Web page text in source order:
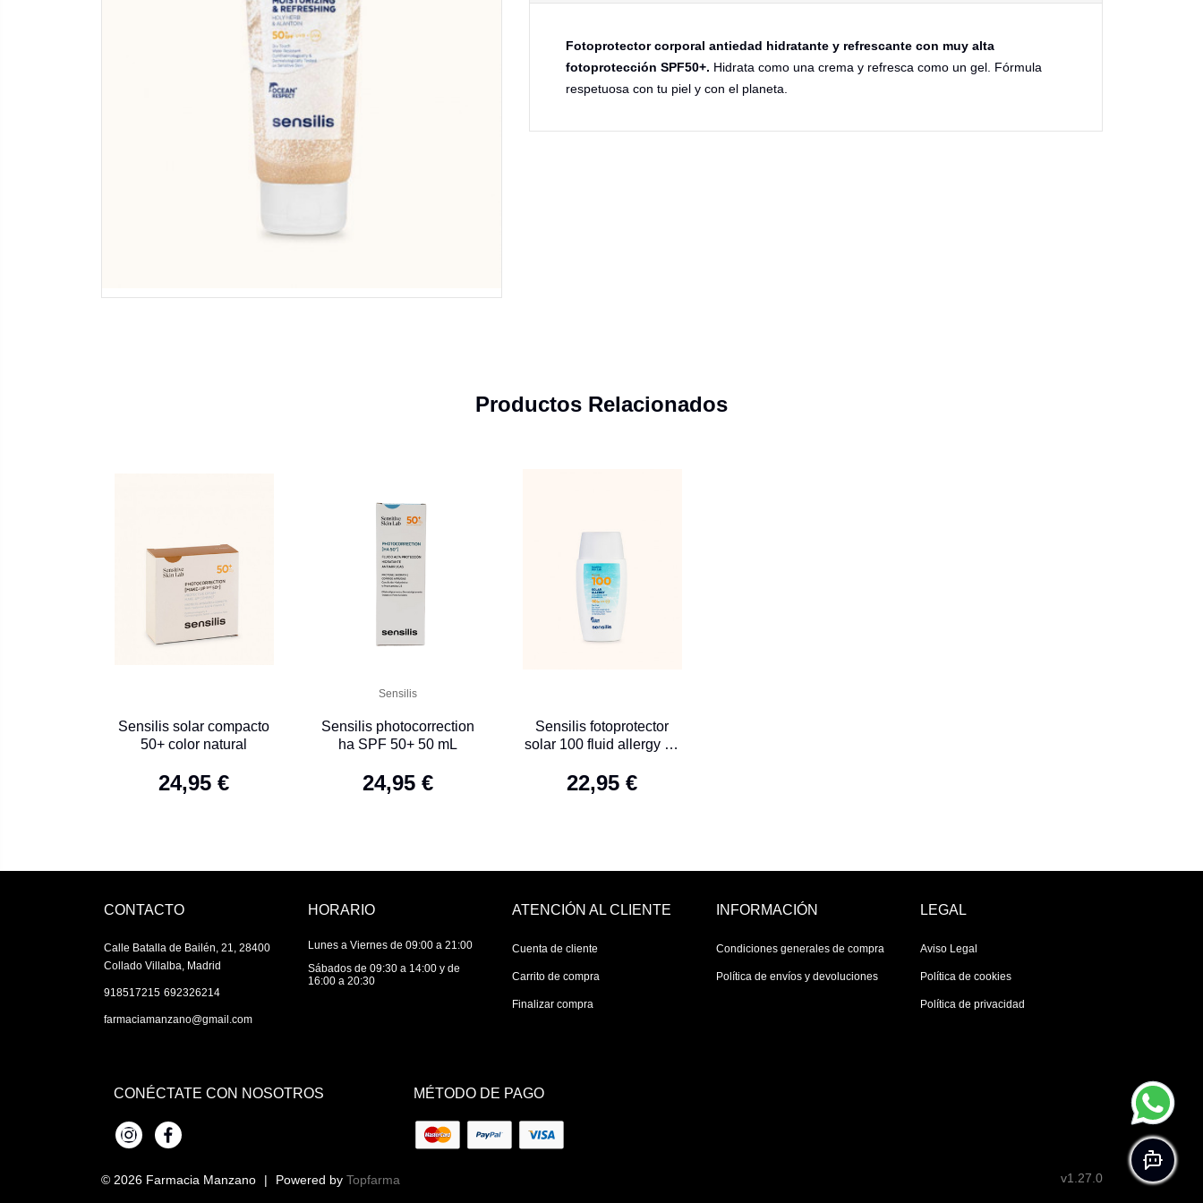
Fotoprotector corporal antiedad hidratante y refrescante con muy alta
fotoprotección SPF50+. Hidrata como una crema y refresca como un gel. Fórmula
respetuosa con tu piel y con el planeta.
Productos Relacionados
Sensilis solar compacto
50+ color natural
24,95 €
Sensilis
Sensilis photocorrection
ha SPF 50+ 50 mL
24,95 €
Sensilis fotoprotector
solar 100 fluid allergy 40
22,95 €
CONTACTO
Calle Batalla de Bailén, 21, 28400
Collado Villalba, Madrid
918517215 692326214
farmaciamanzano@gmail.com
HORARIO
Lunes a Viernes de 09:00 a 21:00
Sábados de 09:30 a 14:00 y de
16:00 a 20:30
ATENCIÓN AL CLIENTE
Cuenta de cliente
Carrito de compra
Finalizar compra
INFORMACIÓN
Condiciones generales de compra
Política de envíos y devoluciones
LEGAL
Aviso Legal
Política de cookies
Política de privacidad
CONÉCTATE CON NOSOTROS
InstagramFacebook
MÉTODO DE PAGO
© 2026 Farmacia Manzano | Powered by Topfarma v1.27.0